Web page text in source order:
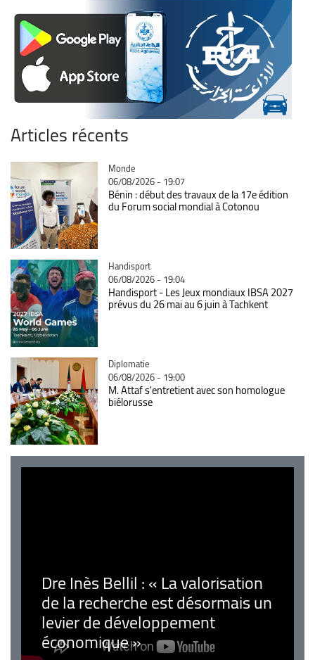
Articles récents
Catégorie
Monde
06/08/2026 - 19:07
Bénin : début des travaux de la 17e édition
du Forum social mondial à Cotonou
Catégorie
Handisport
06/08/2026 - 19:04
Handisport - Les Jeux mondiaux IBSA 2027
prévus du 26 mai au 6 juin à Tachkent
Catégorie
Diplomatie
06/08/2026 - 19:00
M. Attaf s'entretient avec son homologue
biélorusse
Dre Inès Bellil : « La valorisation
de la recherche est désormais un
levier de développement
économique »